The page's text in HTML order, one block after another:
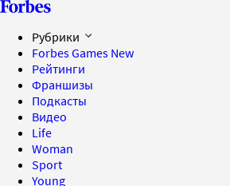
Рубрики
Forbes Games New
Рейтинги
Франшизы
Подкасты
Видео
Life
Woman
Sport
Young